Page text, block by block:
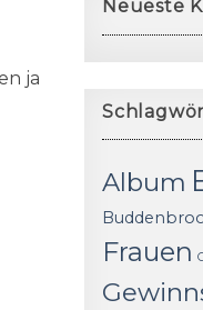
ja
Neueste
Album
Frauen